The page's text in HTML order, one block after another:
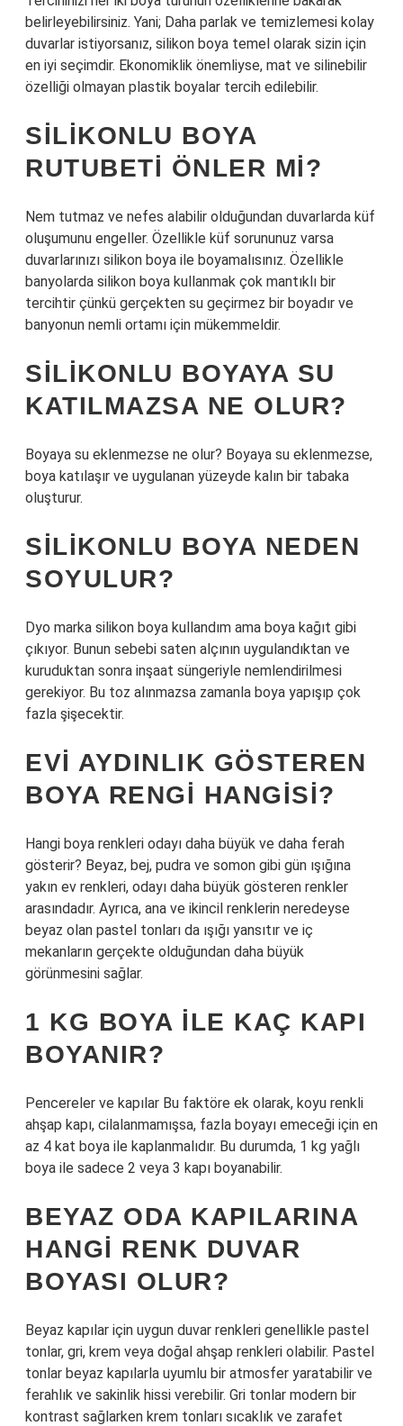
belirleyebilirsiniz. Yani; Daha parlak ve temizlemesi kolay
duvarlar istiyorsanız, silikon boya temel olarak sizin için
en iyi seçimdir. Ekonomiklik önemliyse, mat ve silinebilir
özelliği olmayan plastik boyalar tercih edilebilir.
SILIKONLU BOYA
RUTUBETI ÖNLER MI?
Nem tutmaz ve nefes alabilir olduğundan duvarlarda küf
oluşumunu engeller. Özellikle küf sorununuz varsa
duvarlarınızı silikon boya ile boyamalısınız. Özellikle
banyolarda silikon boya kullanmak çok mantıklı bir
tercihtir çünkü gerçekten su geçirmez bir boyadır ve
banyonun nemli ortamı için mükemmeldir.
SILIKONLU BOYAYA SU
KATILMAZSA NE OLUR?
Boyaya su eklenmezse ne olur? Boyaya su eklenmezse,
boya katılaşır ve uygulanan yüzeyde kalın bir tabaka
oluşturur.
SILIKONLU BOYA NEDEN
SOYULUR?
Dyo marka silikon boya kullandım ama boya kağıt gibi
çıkıyor. Bunun sebebi saten alçının uygulandıktan ve
kuruduktan sonra inşaat süngeriyle nemlendirilmesi
gerekiyor. Bu toz alınmazsa zamanla boya yapışıp çok
fazla şişecektir.
EVI AYDINLIK GÖSTEREN
BOYA RENGI HANGISI?
Hangi boya renkleri odayı daha büyük ve daha ferah
gösterir? Beyaz, bej, pudra ve somon gibi gün ışığına
yakın ev renkleri, odayı daha büyük gösteren renkler
arasındadır. Ayrıca, ana ve ikincil renklerin neredeyse
beyaz olan pastel tonları da ışığı yansıtır ve iç
mekanların gerçekte olduğundan daha büyük
görünmesini sağlar.
1 KG BOYA ILE KAÇ KAPI
BOYANIR?
Pencereler ve kapılar Bu faktöre ek olarak, koyu renkli
ahşap kapı, cilalanmamışsa, fazla boyayı emeceği için en
az 4 kat boya ile kaplanmalıdır. Bu durumda, 1 kg yağlı
boya ile sadece 2 veya 3 kapı boyanabilir.
BEYAZ ODA KAPILARINA
HANGI RENK DUVAR
BOYASI OLUR?
Beyaz kapılar için uygun duvar renkleri genellikle pastel
tonlar, gri, krem ​​veya doğal ahşap renkleri olabilir. Pastel
tonlar beyaz kapılarla uyumlu bir atmosfer yaratabilir ve
ferahlık ve sakinlik hissi verebilir. Gri tonlar modern bir
kontrast sağlarken krem ​​tonları sıcaklık ve zarafet